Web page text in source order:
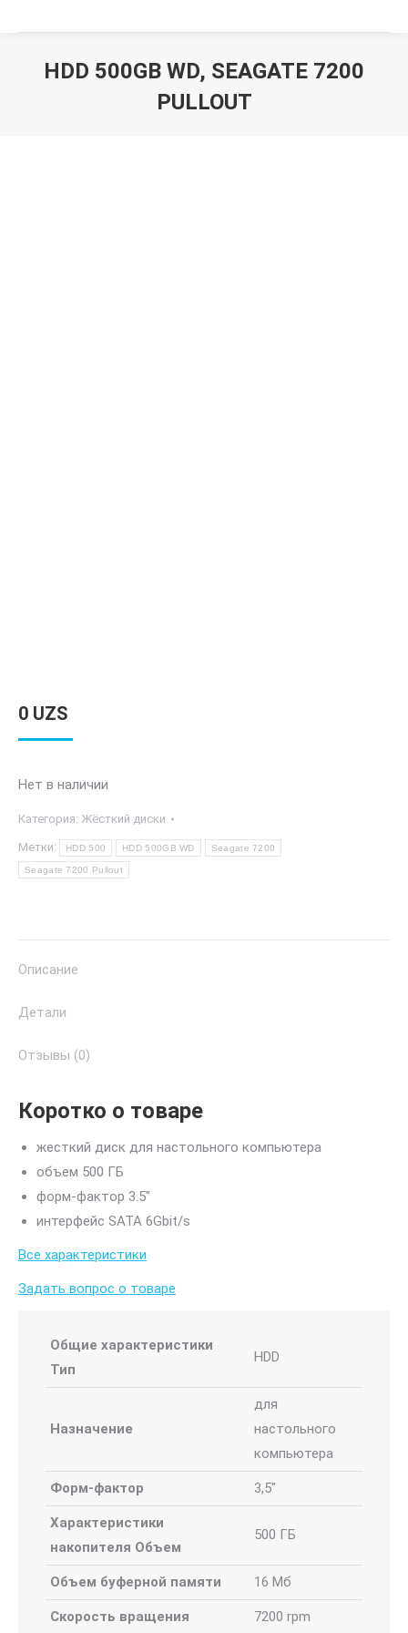
HDD 500GB WD, SEAGATE 7200
PULLOUT
0 UZS
Нет в наличии
Категория: Жёсткий диски
Метки: HDD 500 HDD 500GB WD Seagate 7200
Seagate 7200 Pullout
Описание
Детали
Отзывы (0)
Коротко о товаре
жесткий диск для настольного компьютера
объем 500 ГБ
форм-фактор 3.5″
интерфейс SATA 6Gbit/s
Все характеристики
Задать вопрос о товаре
Общие характеристики
Тип
HDD
Назначение
для
настольного
компьютера
Форм-фактор 3,5"
Характеристики
накопителя Объем
500 ГБ
Объем буферной памяти 16 Mб
Скорость вращения 7200 rpm